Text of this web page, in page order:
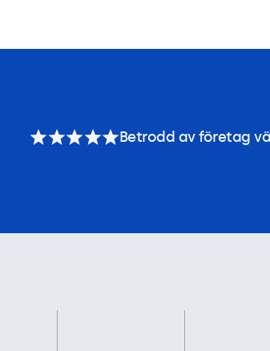
Betrodd av företag